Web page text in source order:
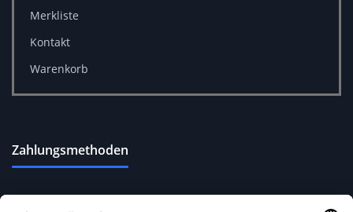
Merkliste
Kontakt
Warenkorb
Zahlungsmethoden